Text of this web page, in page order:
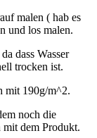
malen ( hab es
und los malen.
dass Wasser
trocken ist.
mit 190g/m^2.
noch die
dem Produkt.